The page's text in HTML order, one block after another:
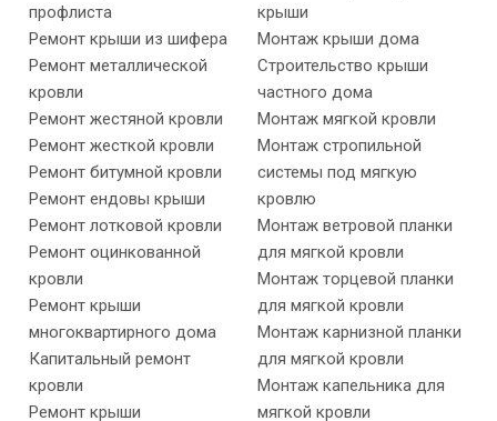
профлиста
Ремонт крыши из шифера
Ремонт металлической
кровли
Ремонт жестяной кровли
Ремонт жесткой кровли
Ремонт битумной кровли
Ремонт ендовы крыши
Ремонт лотковой кровли
Ремонт оцинкованной
кровли
Ремонт крыши
многоквартирного дома
Капитальный ремонт
кровли
Ремонт крыши
крыши
Монтаж крыши дома
Строительство крыши
частного дома
Монтаж мягкой кровли
Монтаж стропильной
системы под мягкую
кровлю
Монтаж ветровой планки
для мягкой кровли
Монтаж торцевой планки
для мягкой кровли
Монтаж карнизной планки
для мягкой кровли
Монтаж капельника для
мягкой кровли